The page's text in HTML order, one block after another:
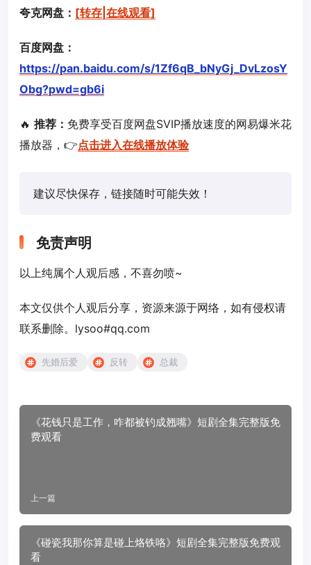
夸克网盘： [转存|在线观看]
百度网盘：
https://pan.baidu.com/s/1Zf6qB_bNyGj_DvLzosY
Obg?pwd=gb6i
🔥 推荐： 免费享受百度网盘SVIP播放速度的网易爆米花
播放器，👉点击进入在线播放体验
建议尽快保存，链接随时可能失效！
免责声明
以上纯属个人观后感，不喜勿喷~
本文仅供个人观后分享，资源来源于网络，如有侵权请
联系删除。lysoo#qq.com
先婚后爱 反转 总裁
《花钱只是工作，咋都被钓成翘嘴》短剧全集完整版免
费观看
上一篇
《碰瓷我那你算是碰上烙铁咯》短剧全集完整版免费观
看